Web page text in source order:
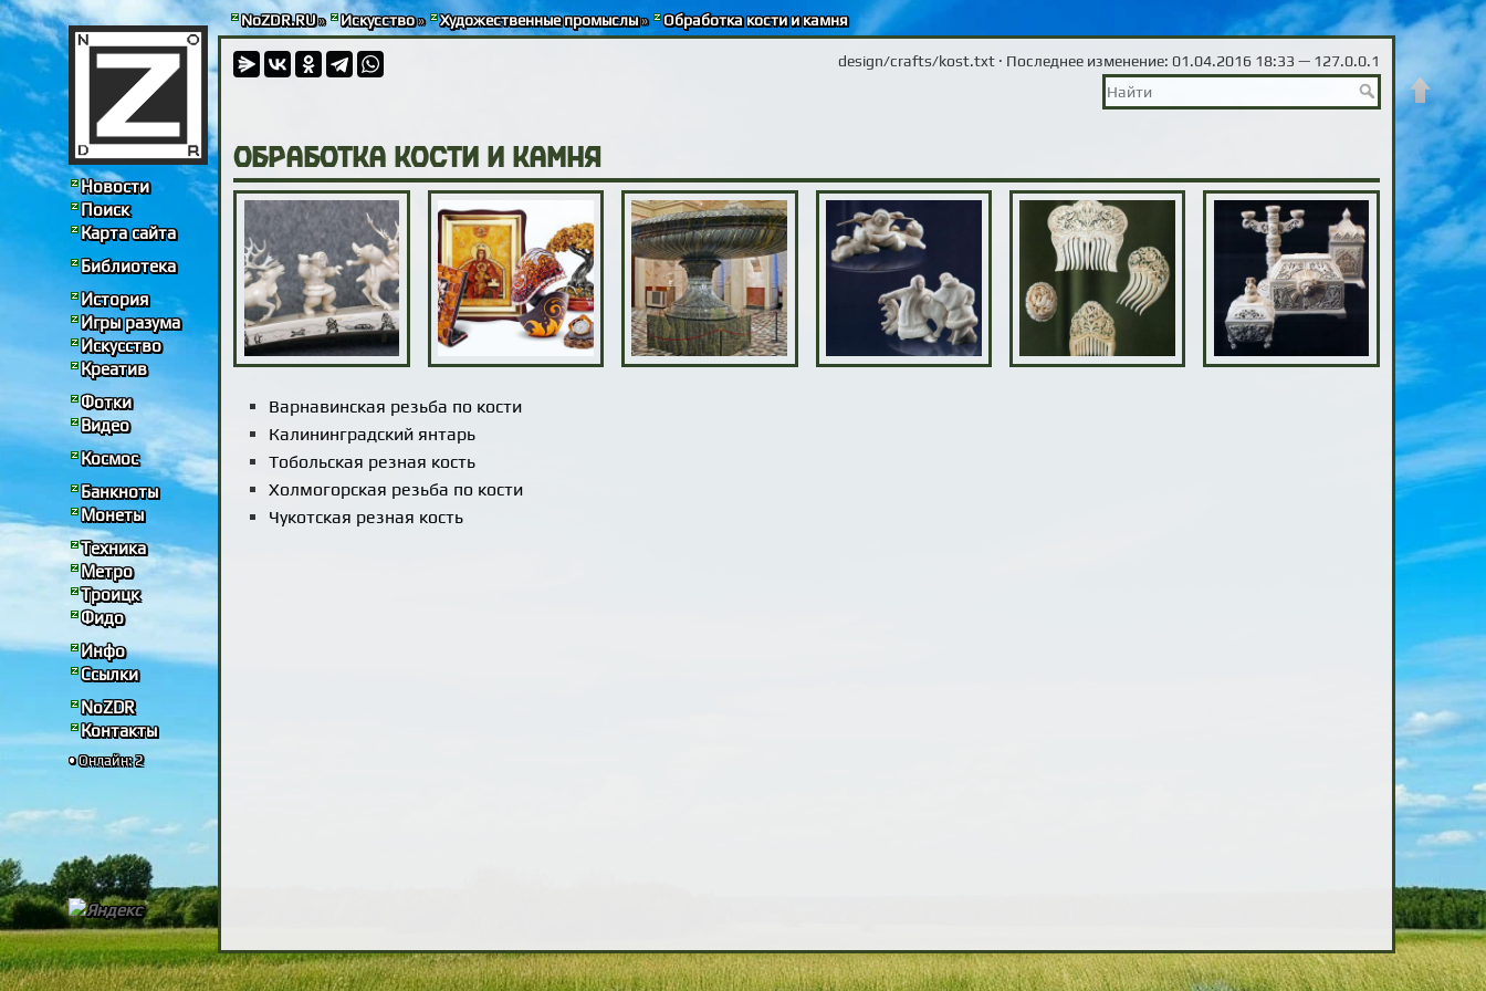
NoZDR.RU» Искусство» Художественные промыслы» Обработка кости и камня
Новости
Поиск
Карта сайта
Библиотека
История
Игры разума
Искусство
Креатив
Фотки
Видео
Космос
Банкноты
Монеты
Техника
Метро
Троицк
Фидо
Инфо
Ссылки
NoZDR
Контакты
• Онлайн: 2
design/crafts/kost.txt· Последнее изменение: 01.04.2016 18:33 — 127.0.0.1
Обработка кости и камня
Варнавинская резьба по кости
Калининградский янтарь
Тобольская резная кость
Холмогорская резьба по кости
Чукотская резная кость
Наверх